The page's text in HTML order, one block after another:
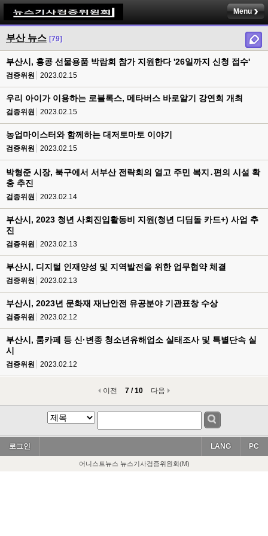
Menu
부산 뉴스 [79]
부산시, 홍콩 선물용품 박람회 참가 지원한다 '26일까지 신청 접수'
검증위원 2023.02.15
우리 아이가 이용하는 로블록스, 메타버스 바로알기 강연회 개최
검증위원 2023.02.15
농업마이스터와 함께하는 대저토마토 이야기
검증위원 2023.02.15
박형준 시장, 북구에서 서부산 전략회의 열고 주민 복지․편의 시설 확
충 추진
검증위원 2023.02.14
부산시, 2023 청년 사회진입활동비 지원(청년 디딤돌 카드+) 사업 추
진
검증위원 2023.02.13
부산시, 디지털 인재양성 및 지역발전을 위한 업무협약 체결
검증위원 2023.02.13
부산시, 2023년 문화재 재난안전 유공분야 기관표창 수상
검증위원 2023.02.12
부산시, 룸카페 등 신·변종 청소년유해업소 실태조사 및 특별단속 실
시
검증위원 2023.02.12
이전 7 / 10 다음
로그인 PC
LANG
어니스트뉴스 뉴스기사검증위원회(M)